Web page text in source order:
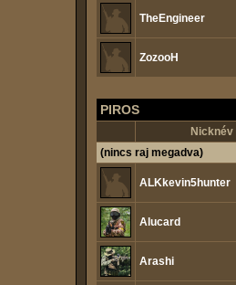
TheEngineer
ZozooH
PIROS
Nicknév
(nincs raj megadva)
ALKkevin5hunter
Alucard
Arashi